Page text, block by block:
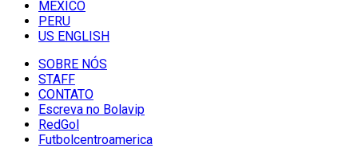
MÉXICO
PERU
US ENGLISH
SOBRE NÓS
STAFF
CONTATO
Escreva no Bolavip
RedGol
Futbolcentroamerica